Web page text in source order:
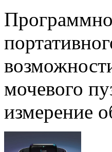
мочевого
измерение